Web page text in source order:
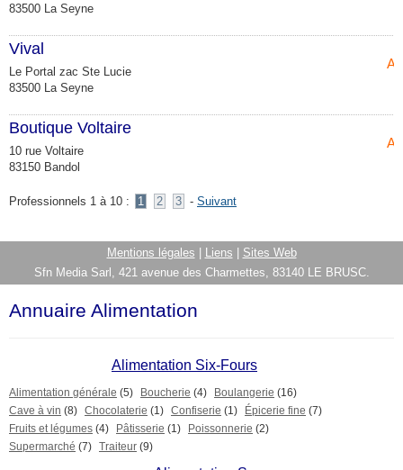
83500 La Seyne
Vival
Le Portal zac Ste Lucie
83500 La Seyne
Boutique Voltaire
10 rue Voltaire
83150 Bandol
Professionnels 1 à 10 : 1 2 3 - Suivant
Mentions légales Liens
Sites Web
Sfn Media Sarl, 421 avenue des Charmettes, 83140 LE BRUSC.
Annuaire Alimentation
Alimentation Six-Fours
Alimentation générale (5) Boucherie (4) Boulangerie (16)
Cave à vin (8) Chocolaterie (1) Confiserie (1) Épicerie fine (7)
Fruits et légumes (4) Pâtisserie (1) Poissonnerie (2)
Supermarché (7) Traiteur (9)